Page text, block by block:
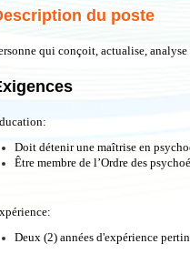
du poste
qui conçoit, actualise,
Doit détenir une maîtrise en
Être membre de l’Ordre des
Deux (2) années d'expérience